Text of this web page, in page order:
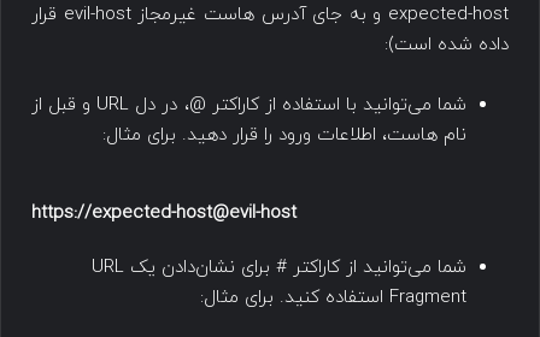
expected-host و به جای آدرس هاست غیرمجاز evil-host قرار
داده شده است):
شما می‌توانید با استفاده از کاراکتر @، در دل URL و قبل از
نام هاست، اطلاعات ورود را قرار دهید. برای مثال:
https://expected-host@evil-host
شما می‌توانید از کاراکتر # برای نشان‌دادن یک URL
Fragment استفاده کنید. برای مثال: